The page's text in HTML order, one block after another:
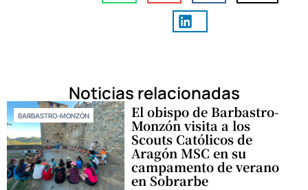
Noticias relacionadas
BARBASTRO-MONZÓN El obispo de Barbastro-
Monzón visita a los
Scouts Católicos de
Aragón MSC en su
campamento de verano
en Sobrarbe